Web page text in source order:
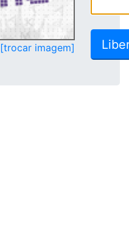
[trocar imagem]